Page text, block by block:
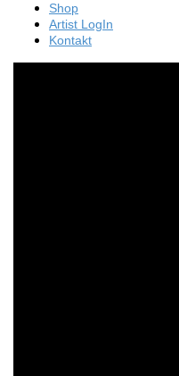
Shop
Artist LogIn
Kontakt